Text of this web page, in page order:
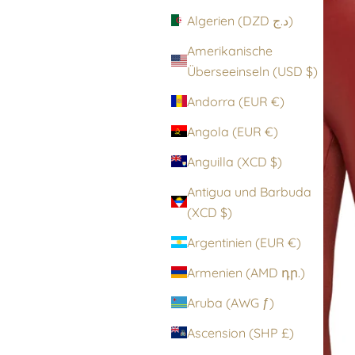
Algerien (DZD د.ج)
Amerikanische
Überseeinseln (USD $)
Andorra (EUR €)
Angola (EUR €)
Anguilla (XCD $)
Antigua und Barbuda
(XCD $)
Argentinien (EUR €)
Armenien (AMD դր.)
Aruba (AWG ƒ)
Ascension (SHP £)